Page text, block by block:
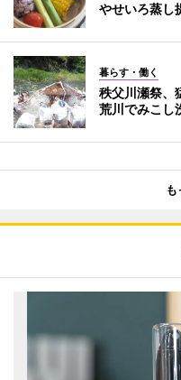
やせいろ蒸し
暮らす・働く
秩父川瀬祭、
荒川でみこし
も